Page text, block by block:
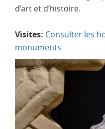
d’art et d’histoire.
Visites: Consulter les
monuments